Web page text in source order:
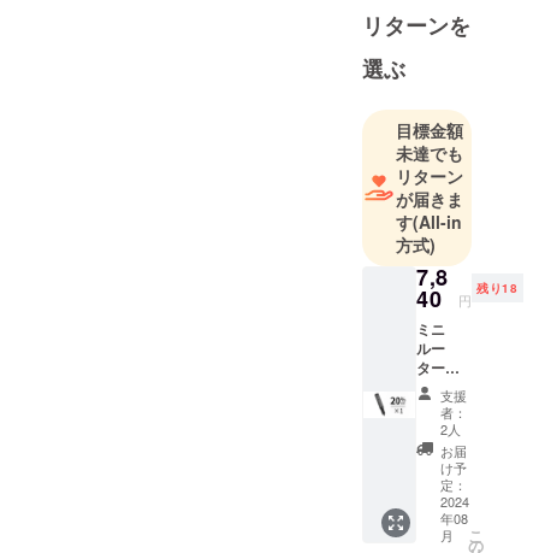
斬新でユ
ニークな商
品をお届け
します。
そのため弊
社は数多く
の海外メー
カーと代理
店契約を結
び、価値あ
る商品を価
値ある価格
で皆様にお
届けするた
めの、日本
市場進出を
サポートし
ています。
リターンを
選ぶ
目標金額
未達でも
リターン
が届きま
す(All-in
方式)
7,8
40 円
残り18
ミニ
ルー
ター
「DUK
A」×1
定価：
9,800円
（税
込） ※
送料込
み（日
本国内
支援
者：
2人
お届
け予
定：
2024
年08
月
こ
の